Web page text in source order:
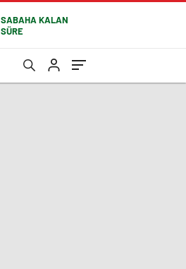
SABAHA KALAN
SÜRE